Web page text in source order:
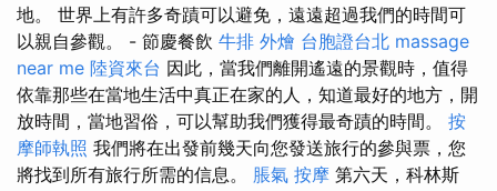
地。 世界上有許多奇蹟可以避免，遠遠超過我們的時間可
以親自參觀。 - 節慶餐飲 牛排 外燴 台胞證台北 massage
near me 陸資來台 因此，當我們離開遙遠的景觀時，值得
依靠那些在當地生活中真正在家的人，知道最好的地方，開
放時間，當地習俗，可以幫助我們獲得最奇蹟的時間。 按
摩師執照 我們將在出發前幾天向您發送旅行的參與票，您
將找到所有旅行所需的信息。 脹氣 按摩 第六天，科林斯